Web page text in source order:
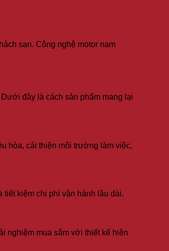
sạn. Công nghệ motor nam
đây là cách sản phẩm mang lại
hòa, cải thiện môi trường làm việc,
tiết kiệm chi phí vận hành lâu dài.
nghiệm mua sắm với thiết kế hiện